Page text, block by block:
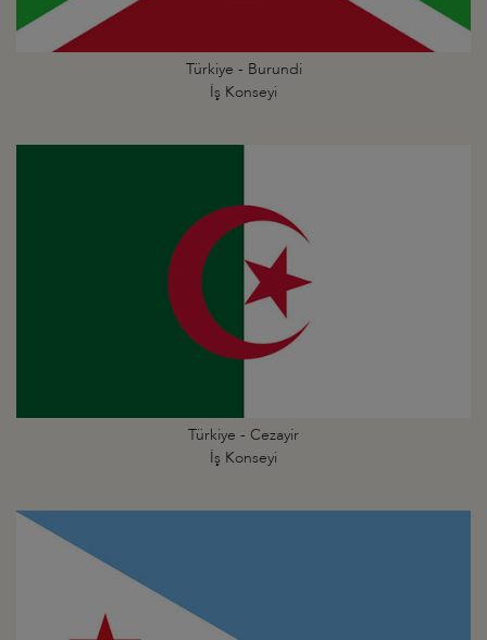
Türkiye - Burundi
İş Konseyi
Türkiye - Cezayir
İş Konseyi